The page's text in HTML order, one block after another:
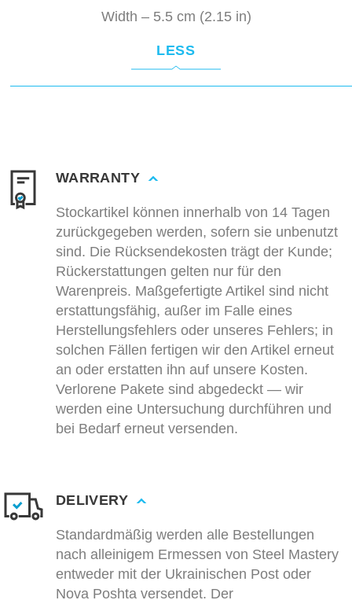
Width – 5.5 cm (2.15 in)
LESS
WARRANTY
Stockartikel können innerhalb von 14 Tagen
zurückgegeben werden, sofern sie unbenutzt
sind. Die Rücksendekosten trägt der Kunde;
Rückerstattungen gelten nur für den
Warenpreis. Maßgefertigte Artikel sind nicht
erstattungsfähig, außer im Falle eines
Herstellungsfehlers oder unseres Fehlers; in
solchen Fällen fertigen wir den Artikel erneut
an oder erstatten ihn auf unsere Kosten.
Verlorene Pakete sind abgedeckt — wir
werden eine Untersuchung durchführen und
bei Bedarf erneut versenden.
DELIVERY
Standardmäßig werden alle Bestellungen
nach alleinigem Ermessen von Steel Mastery
entweder mit der Ukrainischen Post oder
Nova Poshta versendet. Der